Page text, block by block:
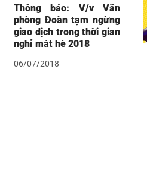
Thông báo: V/v Văn
phòng Đoàn tạm ngừng
giao dịch trong thời gian
nghỉ mát hè 2018
06/07/2018